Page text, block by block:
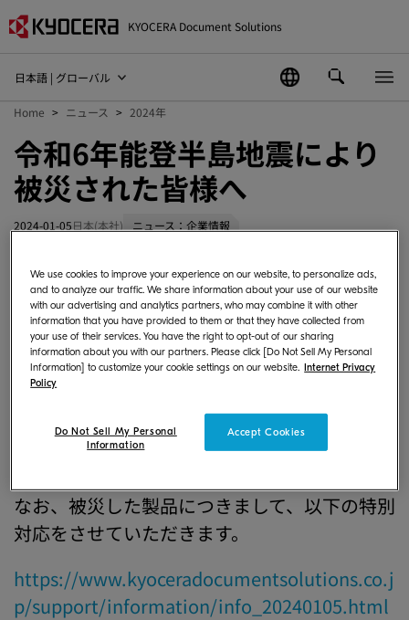
KYOCERA Document Solutions
日本語 | グローバル
Home ニュース 2024年
令和6年能登半島地震により
被災された皆様へ
2024-01-05日本(本社) ニュース：企業情報
この度の令和6年能登半島地震により、被災さ
れた皆様に心よりお見舞い申し上げます。
皆様の安全と、被災地の一日も早い復旧を心
キュメントソリューションズグループは企業
活動を通じて、全力で支援して参ります。
なお、被災した製品につきまして、以下の特別
対応をさせていただきます。
https://www.kyoceradocumentsolutions.co.j
p/support/information/info_20240105.html
We use cookies to improve your experience on our website, to personalize ads,
and to analyze our traffic. We share information about your use of our website
with our advertising and analytics partners, who may combine it with other
information that you have provided to them or that they have collected from
your use of their services. You have the right to opt-out of our sharing
information about you with our partners. Please click [Do Not Sell My Personal
Information] to customize your cookie settings on our website. Internet Privacy
Policy
Accept Cookies
Do Not Sell My Personal
Information